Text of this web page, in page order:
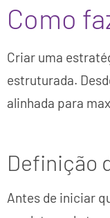
Como
Criar uma
estruturada.
alinhada para
Definição
Antes de iniciar